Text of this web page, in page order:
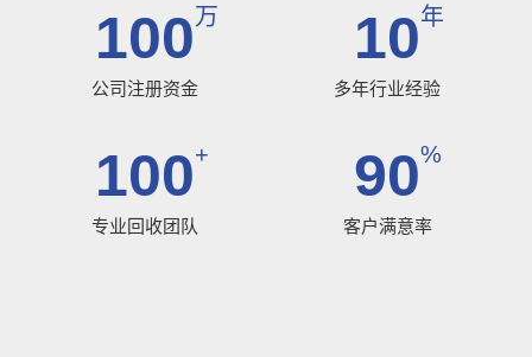
100万
公司注册资金
10年
多年行业经验
100+
专业回收团队
90%
客户满意率